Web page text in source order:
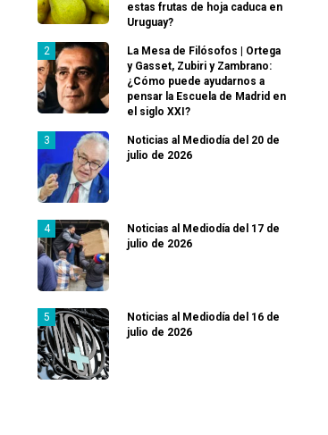
estas frutas de hoja caduca en
Uruguay?
La Mesa de Filósofos | Ortega
y Gasset, Zubiri y Zambrano:
¿Cómo puede ayudarnos a
pensar la Escuela de Madrid en
el siglo XXI?
Noticias al Mediodía del 20 de
julio de 2026
Noticias al Mediodía del 17 de
julio de 2026
Noticias al Mediodía del 16 de
julio de 2026